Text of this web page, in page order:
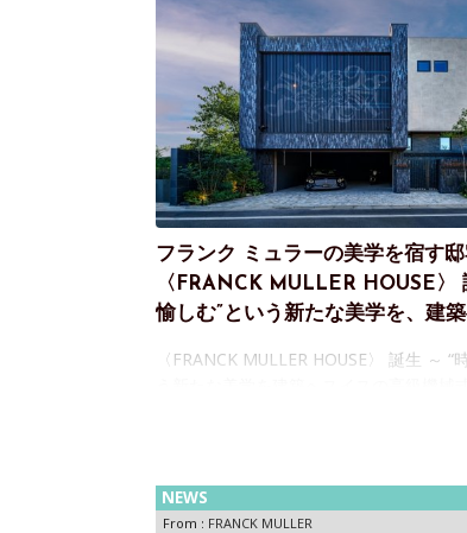
フランク ミュラーの美学を宿す
〈FRANCK MULLER HOUSE〉
愉しむ”という新たな美学を、建
〈FRANCK MULLER HOUSE〉 誕生 ～ “
ド〈フランク ミュラー〉による、“時を
NEWS
From : FRANCK MULLER